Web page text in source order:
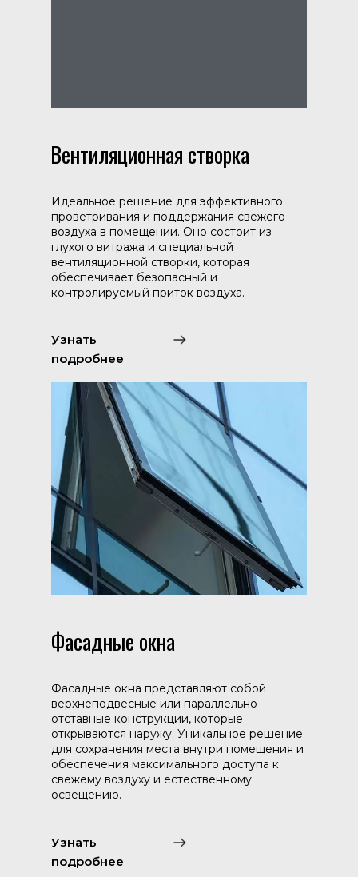
Узнать
подробнее
Узнать
подробнее
Фасадные окна представляют собой
верхнеподвесные или параллельно-
отставные конструкции, которые
открываются наружу. Уникальное решение
для сохранения места внутри помещения и
обеспечения максимального доступа к
свежему воздуху и естественному
освещению.
Фасадные окна
Идеальное решение для эффективного
проветривания и поддержания свежего
воздуха в помещении. Оно состоит из
глухого витража и специальной
вентиляционной створки, которая
обеспечивает безопасный и
контролируемый приток воздуха.
Вентиляционная створка